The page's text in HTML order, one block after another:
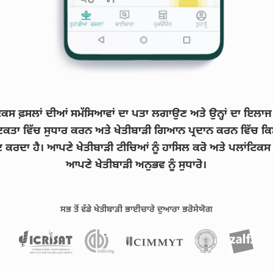
ਫ਼ਸਲਾਂ ਦੀਆਂ ਸਮੱਸਿਆਵਾਂ ਦਾ ਪਤਾ ਲਗਾਉਣ ਅਤੇ ਉਨ੍ਹਾਂ ਦਾ
ਵਿੱਚ ਸੁਧਾਰ ਕਰਨ ਅਤੇ ਖੇਤੀਬਾੜੀ ਗਿਆਨ ਪ੍ਰਦਾਨ ਕਰਨ ਵਿੱਚ
ਕਰਦਾ ਹੈ। ਆਪਣੇ ਖੇਤੀਬਾੜੀ ਟੀਚਿਆਂ ਨੂੰ ਹਾਸਿਲ ਕਰੋ ਅਤੇ ਪਲਾਂਟਿਕਸ
ਆਪਣੇ ਖੇਤੀਬਾੜੀ ਅਨੁਭਵ ਨੂੰ ਸੁਧਾਰੋ।
ਸਭ ਤੋਂ ਵੱਡੇ ਖੇਤੀਬਾੜੀ ਭਾਈਚਾਰੇ ਦੁਆਰਾ ਭਰੋਸੇਯੋਗ